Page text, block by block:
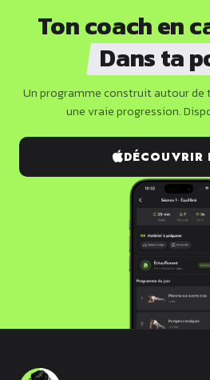
Ton coach en
Dans ta
Un programme construit autour de
une vraie progression.
DÉCOUVRIR